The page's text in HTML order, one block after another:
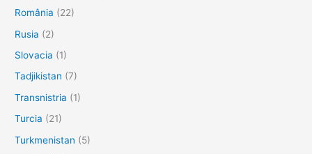
România (22)
Rusia (2)
Slovacia (1)
Tadjikistan (7)
Transnistria (1)
Turcia (21)
Turkmenistan (5)